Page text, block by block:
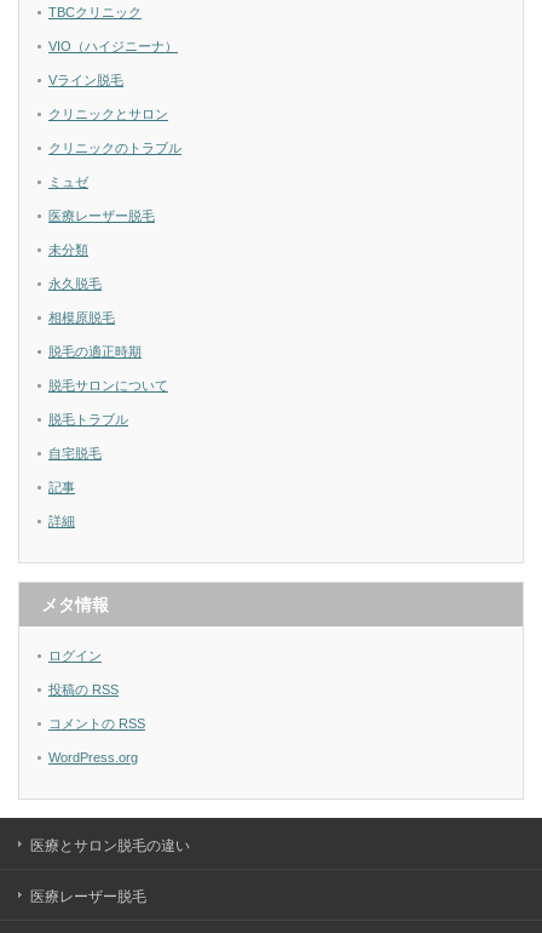
TBCクリニック
VIO（ハイジニーナ）
Vライン脱毛
クリニックとサロン
クリニックのトラブル
ミュゼ
医療レーザー脱毛
未分類
永久脱毛
相模原脱毛
脱毛の適正時期
脱毛サロンについて
脱毛トラブル
自宅脱毛
記事
詳細
メタ情報
ログイン
投稿の RSS
コメントの RSS
WordPress.org
医療とサロン脱毛の違い
医療レーザー脱毛